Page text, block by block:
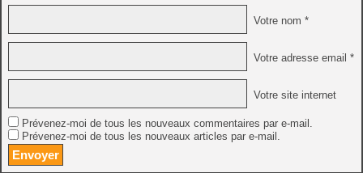
Votre nom *
Votre adresse email *
Votre site internet
Prévenez-moi de tous les nouveaux commentaires par e-mail.
Prévenez-moi de tous les nouveaux articles par e-mail.